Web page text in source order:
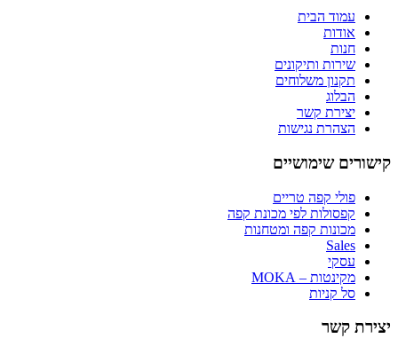
עמוד הבית
אודות
חנות
שירות ותיקונים
תקנון משלוחים
הבלוג
יצירת קשר
הצהרת נגישות
שימושיים
פולי קפה טריים
קפסולות לפי מכונת קפה
מכונות קפה ומטחנות
Sales
עסקי
מקינטות – MOKA
סל קניות
קשר